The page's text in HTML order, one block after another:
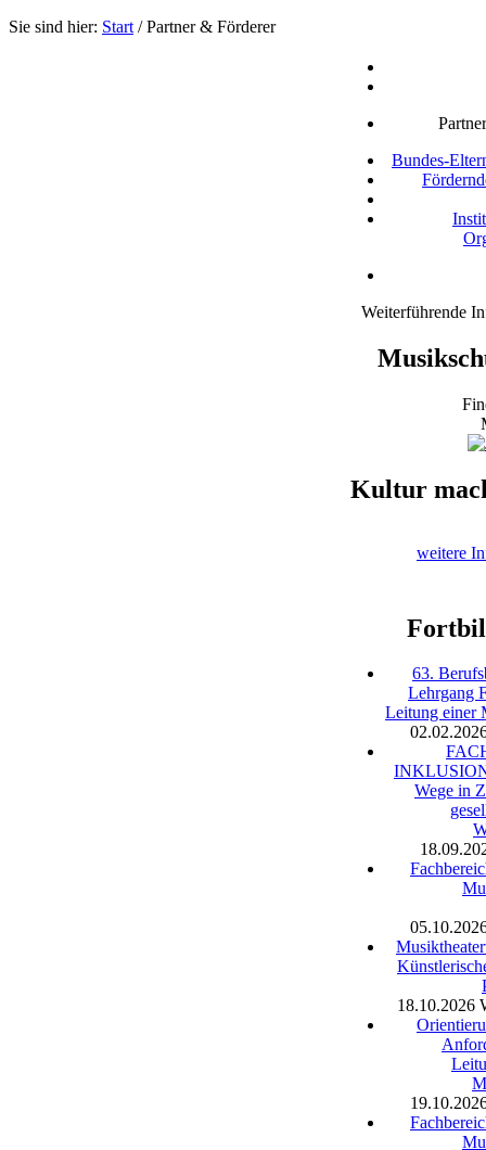
Sie sind hier: Start /Partner & Förderer
Bundes-
Weiterführende
Kultur
weitere
63.
Lehrgang
Leitung einer
Wege in
18.10.2026